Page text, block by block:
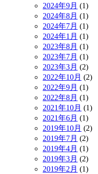
2024年9月 (1)
2024年8月 (1)
2024年7月 (1)
2024年1月 (1)
2023年8月 (1)
2023年7月 (1)
2023年3月 (2)
2022年10月 (2)
2022年9月 (1)
2022年8月 (1)
2021年10月 (1)
2021年6月 (1)
2019年10月 (2)
2019年7月 (2)
2019年4月 (1)
2019年3月 (2)
2019年2月 (1)